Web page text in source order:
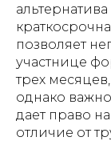
позволяет
участнице
трех
однако
дает право
отличие от